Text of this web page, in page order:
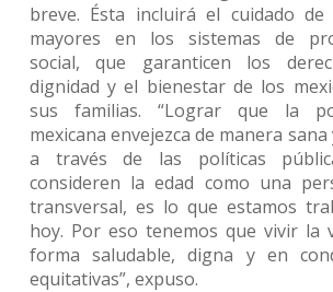
breve. Ésta incluirá el cuidado de
mayores en los sistemas de
social, que garanticen los
dignidad y el bienestar de los
sus familias. “Lograr que la
mexicana envejezca de manera sana
a través de las políticas
consideren la edad como una
transversal, es lo que estamos
hoy. Por eso tenemos que vivir la
forma saludable, digna y en
equitativas”, expuso.